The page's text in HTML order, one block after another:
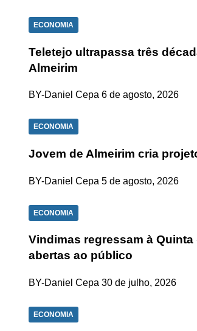
ECONOMIA
Teletejo ultrapassa três
Almeirim
BY-Daniel Cepa 6 de agosto, 2026
ECONOMIA
Jovem de Almeirim cria
BY-Daniel Cepa 5 de agosto, 2026
ECONOMIA
Vindimas regressam à
abertas ao público
BY-Daniel Cepa 30 de julho, 2026
ECONOMIA